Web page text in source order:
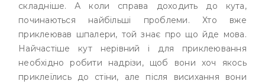
складніше. А коли справа доходить до кута,
починаються найбільші проблеми. Хто вже
приклеював шпалери, той знає про що йде мова.
Найчастіше кут нерівний і для приклеювання
необхідно робити надрізи, щоб вони хоч якось
приклеїлись до стіни, але після висихання вони